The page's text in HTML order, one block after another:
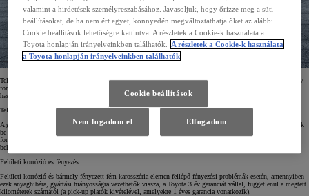
Teljes körű 3 év / 100 000 km (amelyik előbb bekövetkezik) garanciát biztosítunk a gépkocsijainkra (a kopó /
forgó alkatrészek kivételével) és 12 év átrozsdásodási garanciát a karosszériára (a Proace modellek és a
haszonjárművek kivételével).
Teljes körű garancia
A garancia vonatkozik minden olyan meghibásodásra, amely normál üzemeltetési feltételek mellett következik
be és visszavezethető valamely alkatrész gyártási hibájára vagy összeszerelési hiányosságra. A garancia az első
forgalomba helyezéstől számított 3 évre vagy 100 000 km-re érvényes, amelynél mindig a korábban
bekövetkező a meghatározó. Az első üzemévben nincs kilométerkorlátozás.
Felületi korrózió és fényezés
Felületi korrózió és bármely fényezett fém karosszéria elemen fellépő fényezési problémák esetén, amennyiben
ezek anyaghibára, gyártási hiányosságra vezethetők vissza, a Toyota 3 év garanciát vállal, függetlenül a megtett
kilométerek számától (a pick-up platók kivételével, amelyekre 1 éves garancia vonatkozik).
valamint a hirdetések személyreszabásához. Javasoljuk, hogy őrizze meg a süti
beállításokat, de ha nem ért egyet, könnyedén megváltoztathatja őket az alábbi
Cookie beállítások lehetőségre kattintva. A részletek a Cookie-k használata a
Toyota honlapján irányelveinkben találhatók.
A részletek a Cookie-k használata
a Toyota honlapján irányelveinkben találhatók
Cookie beállítások
Nem fogadom el Elfogadom